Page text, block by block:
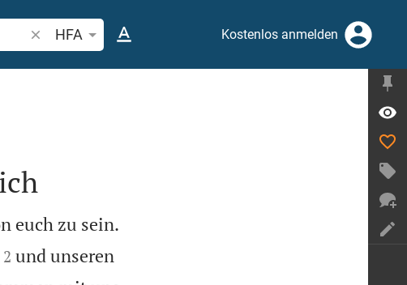
Bibelstelle oder Begriff suchen
HFA Kostenlos anmelden
euch zu sein.

2 und unseren